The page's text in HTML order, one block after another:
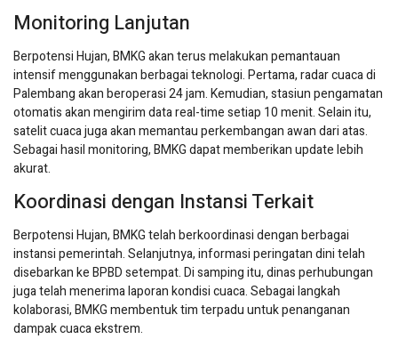
Monitoring Lanjutan
Berpotensi Hujan, BMKG akan terus melakukan pemantauan
intensif menggunakan berbagai teknologi. Pertama, radar cuaca di
Palembang akan beroperasi 24 jam. Kemudian, stasiun pengamatan
otomatis akan mengirim data real-time setiap 10 menit. Selain itu,
satelit cuaca juga akan memantau perkembangan awan dari atas.
Sebagai hasil monitoring, BMKG dapat memberikan update lebih
akurat.
Koordinasi dengan Instansi Terkait
Berpotensi Hujan, BMKG telah berkoordinasi dengan berbagai
instansi pemerintah. Selanjutnya, informasi peringatan dini telah
disebarkan ke BPBD setempat. Di samping itu, dinas perhubungan
juga telah menerima laporan kondisi cuaca. Sebagai langkah
kolaborasi, BMKG membentuk tim terpadu untuk penanganan
dampak cuaca ekstrem.